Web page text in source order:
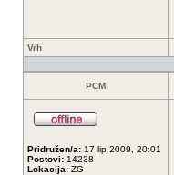
Vrh
PCM
Pridružen/a: 17 lip 2009, 20:01
Postovi: 14238
Lokacija: ZG